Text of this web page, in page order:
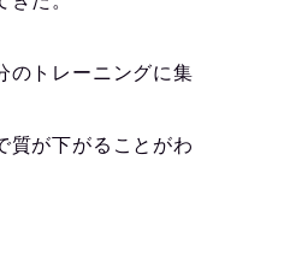
のトレーニングに集
質が下がることがわ